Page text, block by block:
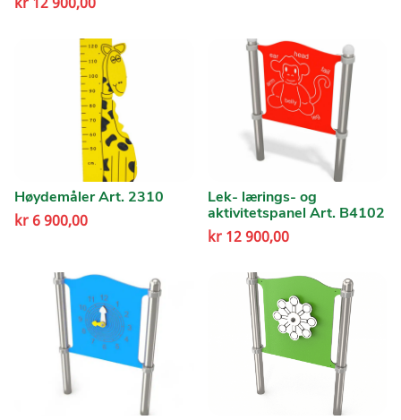
Høydemåler Art. 2310
kr 6 900,00
Lek- lærings- og
aktivitetspanel Art. B4102
kr12 900,00